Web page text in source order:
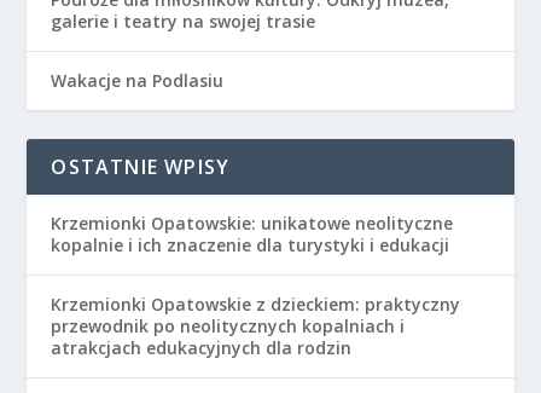
galerie i teatry na swojej trasie
Wakacje na Podlasiu
OSTATNIE WPISY
Krzemionki Opatowskie: unikatowe neolityczne
kopalnie i ich znaczenie dla turystyki i edukacji
Krzemionki Opatowskie z dzieckiem: praktyczny
przewodnik po neolitycznych kopalniach i
atrakcjach edukacyjnych dla rodzin